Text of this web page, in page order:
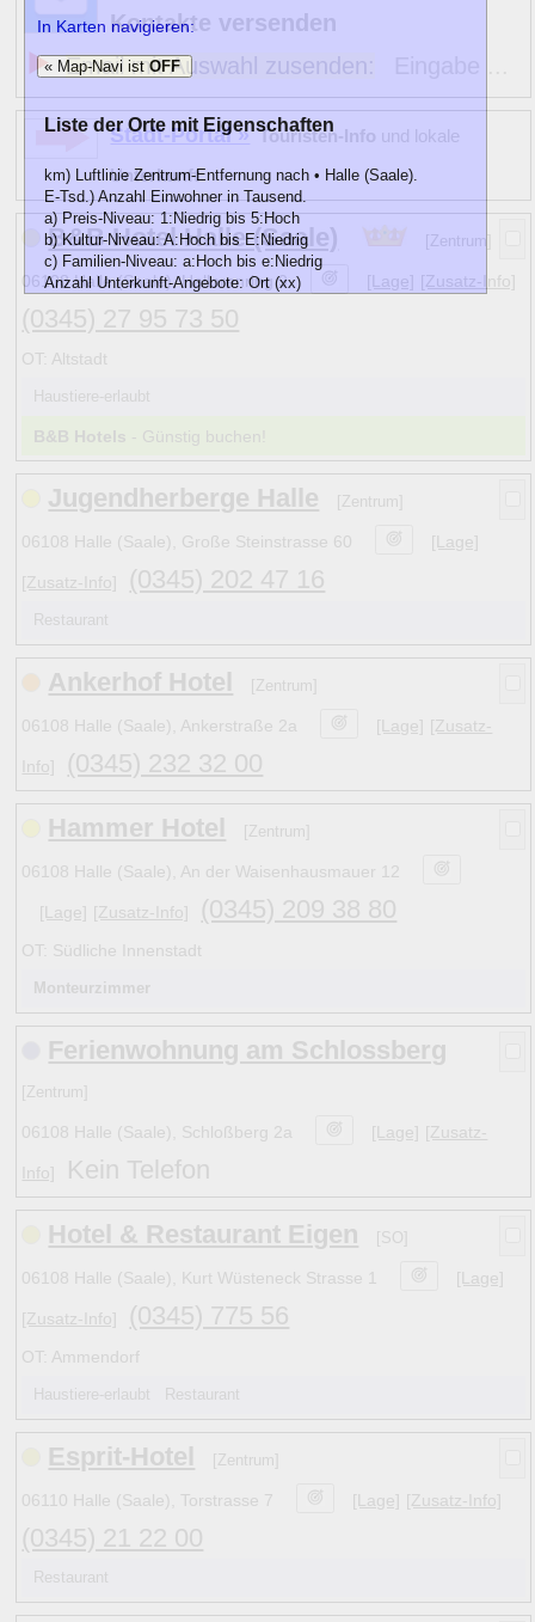
Kontakte versenden
Email mit Auswahl zusenden:
Stadt-Portal » Touristen-Info und lokale
Unterkunft
B&B Hotel Halle (Saale) [Zentrum]
06108 Halle (Saale), Hallorenring 9 [Lage] [Zusatz-Info]
(0345) 27 95 73 50
OT: Altstadt
Haustiere-erlaubt
B&B Hotels - Günstig buchen!
Jugendherberge Halle [Zentrum]
06108 Halle (Saale), Große Steinstrasse 60 [Lage]
[Zusatz-Info] (0345) 202 47 16
Restaurant
Ankerhof Hotel [Zentrum]
06108 Halle (Saale), Ankerstraße 2a [Lage] [Zusatz-
Info] (0345) 232 32 00
Hammer Hotel [Zentrum]
06108 Halle (Saale), An der Waisenhausmauer 12
[Lage] [Zusatz-Info] (0345) 209 38 80
OT: Südliche Innenstadt
Monteurzimmer
Ferienwohnung am Schlossberg
[Zentrum]
06108 Halle (Saale), Schloßberg 2a [Lage] [Zusatz-
Info] Kein Telefon
Hotel & Restaurant Eigen [SO]
06108 Halle (Saale), Kurt Wüsteneck Strasse 1 [Lage]
[Zusatz-Info] (0345) 775 56
OT: Ammendorf
Haustiere-erlaubt Restaurant
Esprit-Hotel [Zentrum]
06110 Halle (Saale), Torstrasse 7 [Lage] [Zusatz-Info]
(0345) 21 22 00
Restaurant
In Karten navigieren:
« Map-Navi istOFF
Liste der Orte mit Eigenschaften
km) Luftlinie Zentrum-Entfernung nach • Halle (Saale).
E-Tsd.) Anzahl Einwohner in Tausend.
a) Preis-Niveau: 1:Niedrig bis 5:Hoch
b) Kultur-Niveau: A:Hoch bis E:Niedrig
c) Familien-Niveau: a:Hoch bis e:Niedrig
Anzahl Unterkunft-Angebote: Ort (xx)
km E-Tsd. abc)
Name
18
• 230
9 1 D d Landsberg (Saalekreis)
17 14 1D c Leuna (5)
14 35 2D c Merseburg (12)
Petersberg (Saalekreis)
15 2 D c Salzatal
23 1D c Sandersdorf-Brehna
22 1 1Da Schraplau (2)
13 14 2 D c Teutschenthal
21 2 E d Zörbig
Hinweise:
und Unterkunft-Angeboten am Gast-Ort.
Bewertungen zurzeit noch ohne Lage-Bewertung.